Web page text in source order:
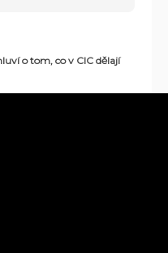
o tom, co v CIC dělají